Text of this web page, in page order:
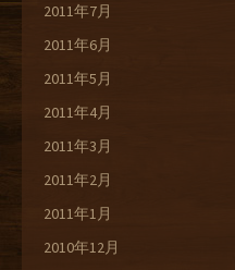
2011年7月
2011年6月
2011年5月
2011年4月
2011年3月
2011年2月
2011年1月
2010年12月